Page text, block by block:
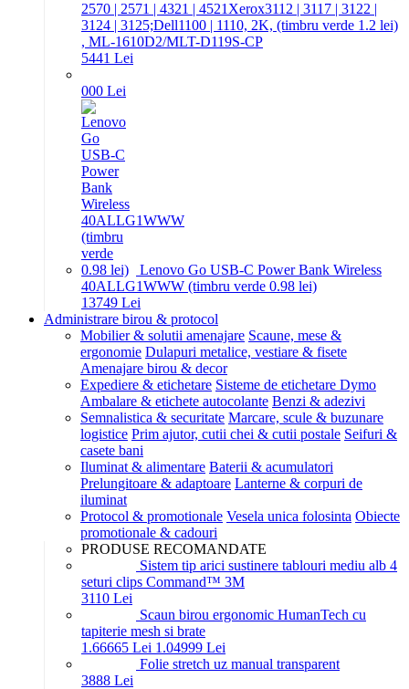
2570 | 2571 | 4321 | 4521Xerox3112 | 3117 | 3122 |
3124 | 3125;Dell1100 | 1110, 2K, (timbru verde 1.2 lei)
, ML-1610D2/MLT-D119S-CP
5441 Lei
000 Lei
Lenovo Go USB-C Power Bank Wireless
40ALLG1WWW (timbru verde 0.98 lei)
13749 Lei
Administrare birou & protocol
Mobilier & solutii amenajare Scaune, mese &
ergonomie Dulapuri metalice, vestiare & fisete
Amenajare birou & decor
Expediere & etichetare Sisteme de etichetare Dymo
Ambalare & etichete autocolante Benzi & adezivi
Semnalistica & securitate Marcare, scule & buzunare
logistice Prim ajutor, cutii chei & cutii postale Seifuri &
casete bani
Iluminat & alimentare Baterii & acumulatori
Prelungitoare & adaptoare Lanterne & corpuri de
iluminat
Protocol & promotionale Vesela unica folosinta Obiecte
promotionale & cadouri
PRODUSE RECOMANDATE
Sistem tip arici sustinere tablouri mediu alb 4
seturi clips Command™ 3M
3110 Lei
Scaun birou ergonomic HumanTech cu
tapiterie mesh si brate
1.66665 Lei 1.04999 Lei
Folie stretch uz manual transparent
3888 Lei